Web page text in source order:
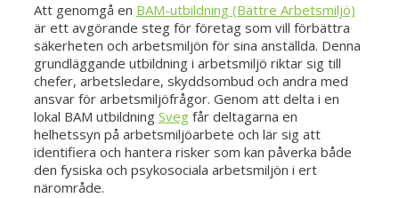
Att genomgå en BAM-utbildning (Bättre Arbetsmiljö)
är ett avgörande steg för företag som vill förbättra
säkerheten och arbetsmiljön för sina anställda. Denna
grundläggande utbildning i arbetsmiljö riktar sig till
chefer, arbetsledare, skyddsombud och andra med
ansvar för arbetsmiljöfrågor. Genom att delta i en
lokal BAM utbildning Sveg får deltagarna en
helhetssyn på arbetsmiljöarbete och lär sig att
identifiera och hantera risker som kan påverka både
den fysiska och psykosociala arbetsmiljön i ert
närområde.